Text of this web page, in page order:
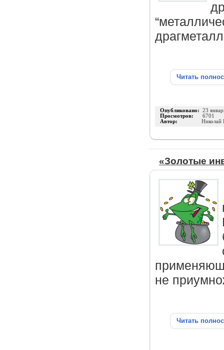
Читать
Опубликовано: 23
Просмотров: 6701
Автор: Николай
«Золотые
не
Читать